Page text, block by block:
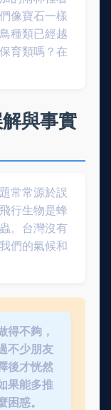
像寶石一樣
種類已經越
育類嗎？在
與事實
常常源於誤
行生物是蜂
。台灣沒有
們的氣候和
得不夠，
不少朋友
後才恍然
果能多推
惑。